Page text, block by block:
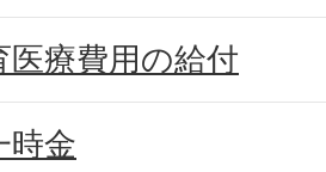
医療費用の給付
時金